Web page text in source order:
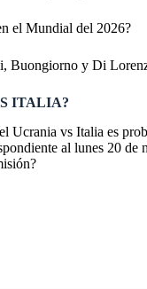
el Mundial del 2026?
Buongiorno y Di
ITALIA?
Ucrania vs Italia es
al lunes 20